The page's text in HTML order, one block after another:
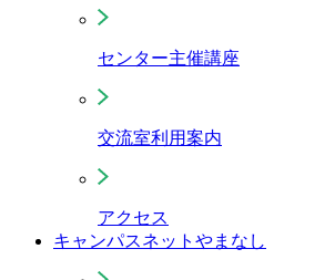
センター主催講座
交流室利用案内
アクセス
キャンパスネットやまなし